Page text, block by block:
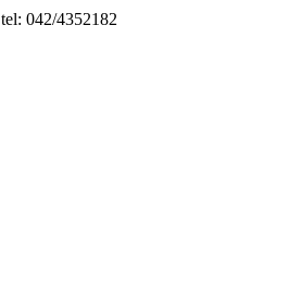
tel: 042/4352182